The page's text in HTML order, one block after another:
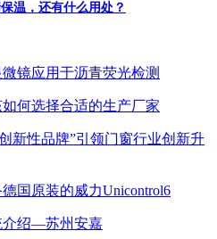
温，还有什么用处？
镜应用于沥青荧光检测
何选择合适的生产厂家
新性品牌”引领门窗行业创新升
国原装的威力Unicontrol6
介绍—苏州安嘉